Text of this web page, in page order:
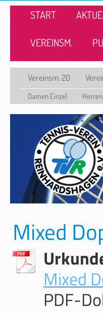
START
VEREINSM.
Vereinsm. 20
Damen Einzel
Mixed
Mixed
PDF-